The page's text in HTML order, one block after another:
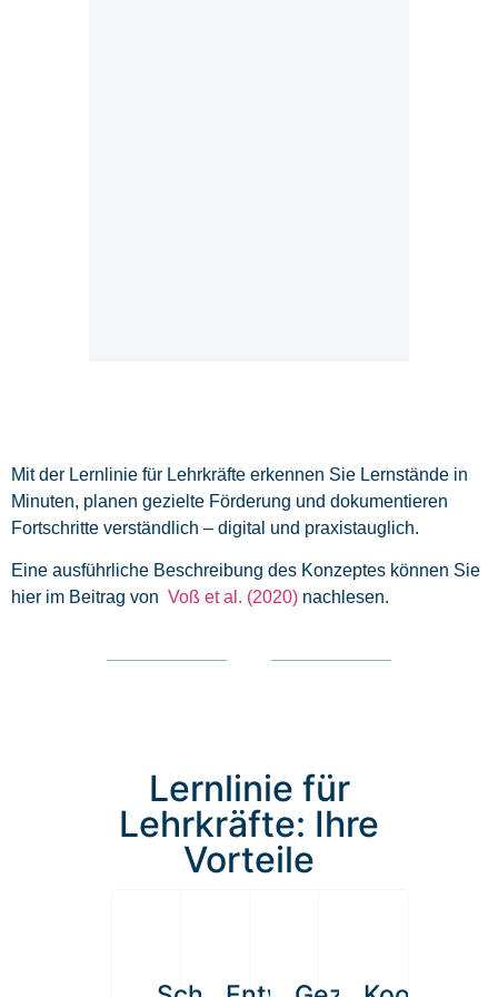
Mit der Lernlinie für Lehrkräfte erkennen Sie Lernstände in
Minuten, planen gezielte Förderung und dokumentieren
Fortschritte verständlich – digital und praxistauglich.
Eine ausführliche Beschreibung des Konzeptes können Sie
hier im Beitrag von Voß et al. (2020) nachlesen.
Lernlinie für
Lehrkräfte: Ihre
Vorteile